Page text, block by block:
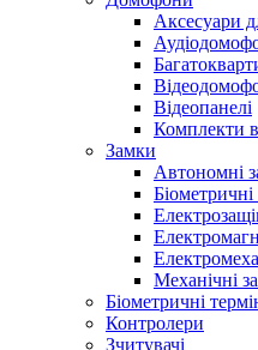
Аксесуари
Відеопанелі
Комплекти
Замки
Автономні
Механічні
Біометричні
Контролери
Зчитувачі